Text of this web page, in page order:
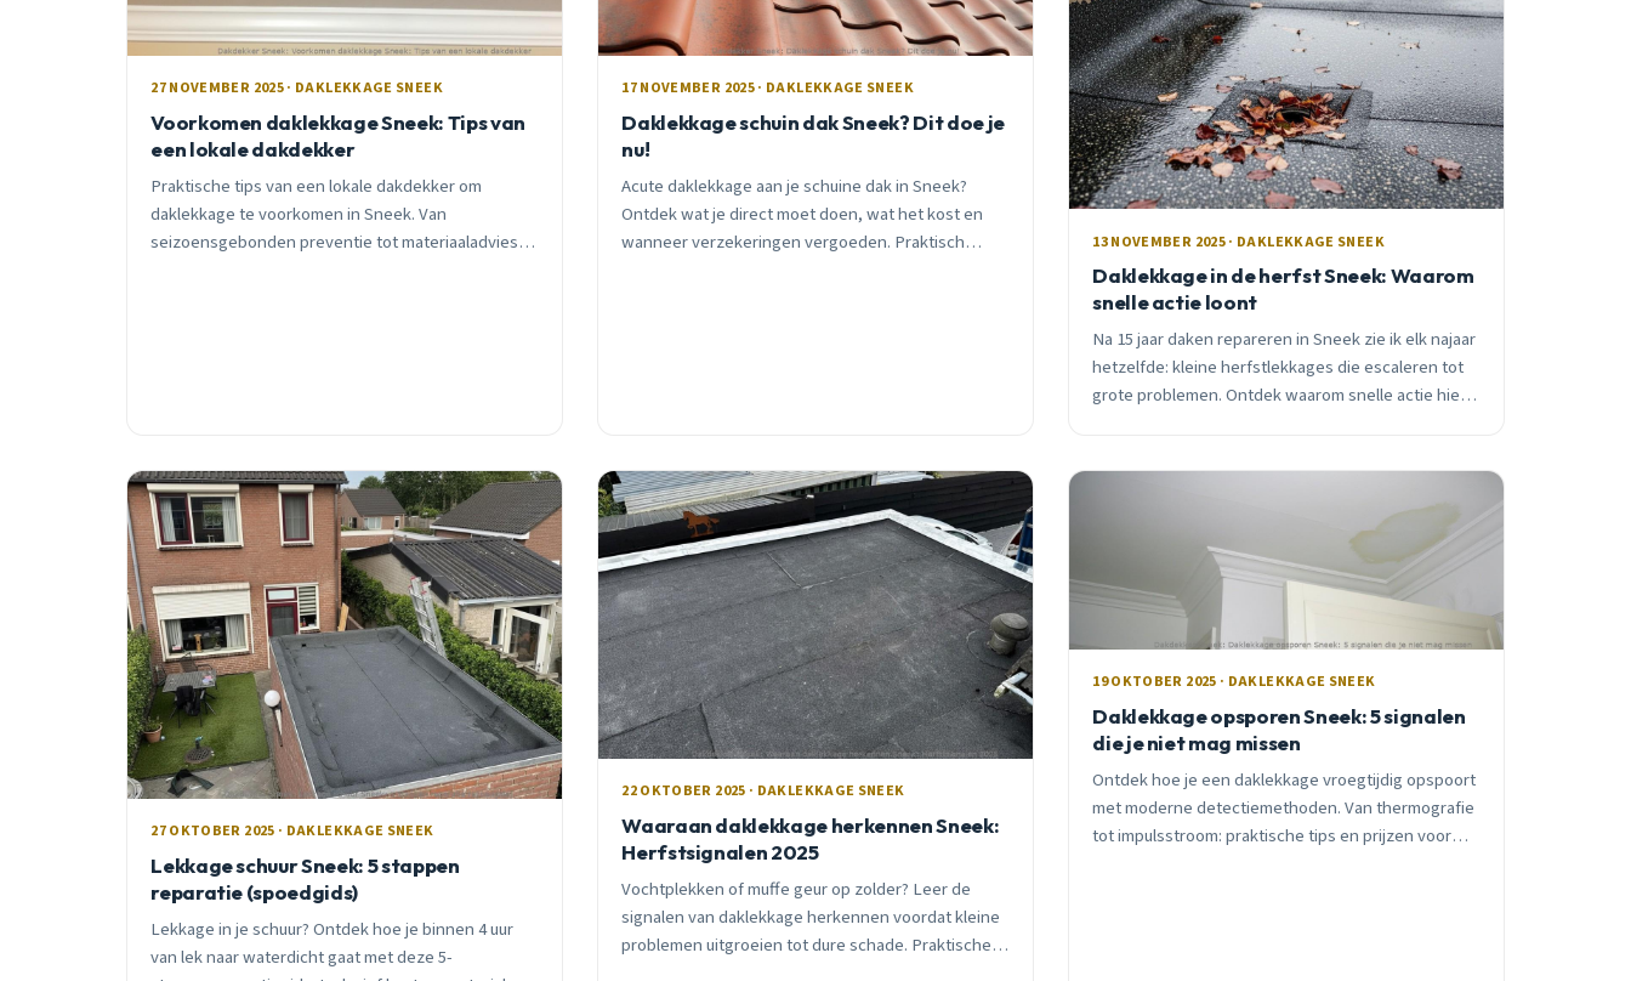
27 NOVEMBER 2025 · DAKLEKKAGE SNEEK
Voorkomen daklekkage Sneek: Tips van
een lokale dakdekker
Praktische tips van een lokale dakdekker om
daklekkage te voorkomen in Sneek. Van
seizoensgebonden preventie tot materiaaladvies,
17 NOVEMBER 2025 · DAKLEKKAGE SNEEK
Daklekkage schuin dak Sneek? Dit doe je
nu!
Acute daklekkage aan je schuine dak in Sneek?
Ontdek wat je direct moet doen, wat het kost en
wanneer verzekeringen vergoeden. Praktisch
13 NOVEMBER 2025 · DAKLEKKAGE SNEEK
Daklekkage in de herfst Sneek: Waarom
snelle actie loont
Na 15 jaar daken repareren in Sneek zie ik elk najaar
hetzelfde: kleine herfstlekkages die escaleren tot
grote problemen. Ontdek waarom snelle actie hier
27 OKTOBER 2025 · DAKLEKKAGE SNEEK
Lekkage schuur Sneek: 5 stappen
reparatie (spoedgids)
Lekkage in je schuur? Ontdek hoe je binnen 4 uur
van lek naar waterdicht gaat met deze 5-
22 OKTOBER 2025 · DAKLEKKAGE SNEEK
Waaraan daklekkage herkennen Sneek:
Herfstsignalen 2025
Vochtplekken of muffe geur op zolder? Leer de
signalen van daklekkage herkennen voordat kleine
problemen uitgroeien tot dure schade. Praktische
19 OKTOBER 2025 · DAKLEKKAGE SNEEK
Daklekkage opsporen Sneek: 5 signalen
die je niet mag missen
Ontdek hoe je een daklekkage vroegtijdig opspoort
met moderne detectiemethoden. Van thermografie
tot impulsstroom: praktische tips en prijzen voor